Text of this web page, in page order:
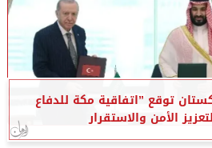
توقع ”اتفاقية مكة للدفاع
الأمن والاستقرار